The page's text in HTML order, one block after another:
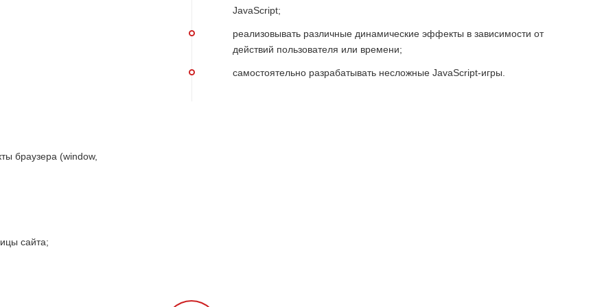
брaузера (window,
сайта;
JavaScript;
реализовывать различные динамические эффекты в зависимости от
действий пользователя или времени;
самостоятельно разрабатывать несложные JavaScript-игры.